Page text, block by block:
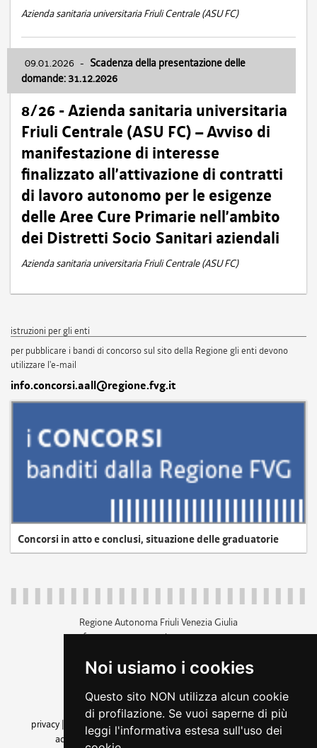
Noi usiamo i cookies
Questo sito NON utilizza alcun cookie
di profilazione. Se vuoi saperne di più
leggi l'informativa estesa sull'uso dei
Azienda sanitaria universitaria Friuli Centrale (ASU FC)
09.01.2026 - Scadenza della presentazione delle
domande: 31.12.2026
8/26 - Azienda sanitaria universitaria
Friuli Centrale (ASU FC) – Avviso di
manifestazione di interesse
finalizzato all’attivazione di contratti
di lavoro autonomo per le esigenze
delle Aree Cure Primarie nell’ambito
dei Distretti Socio Sanitari aziendali
Azienda sanitaria universitaria Friuli Centrale (ASU FC)
istruzioni per gli enti
per pubblicare i bandi di concorso sul sito della Regione gli enti devono
utilizzare l'e-mail
info.concorsi.aall@regione.fvg.it
Concorsi in atto e conclusi, situazione delle graduatorie
Regione Autonoma Friuli Venezia Giulia
c.f. 80014930327; p.iva 00526040324
+39 040 3771111
amministrazione trasparente
privacy
cookie |note legali accessibilità
dichiarazione di
accessibilità| feedback cambio preferenze cookie